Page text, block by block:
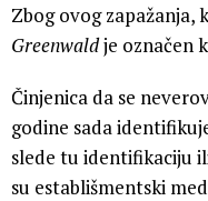
Zbog ovog zapažanja,
Greenwaldje označen
Činjenica da se
godine sada
slede tu identifikaciju
su establišmentski